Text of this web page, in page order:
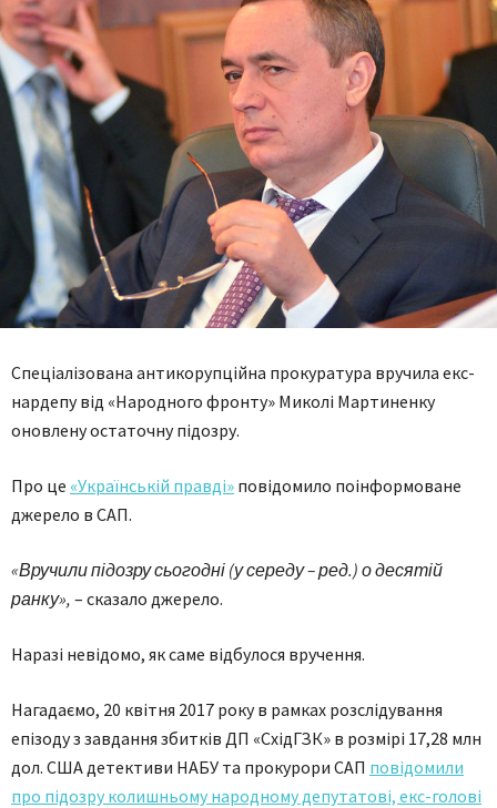
Спеціалізована антикорупційна прокуратура вручила екс-
нардепу від «Народного фронту» Миколі Мартиненку
оновлену остаточну підозру.
Про це «Українській правді» повідомило поінформоване
джерело в САП.
«Вручили підозру сьогодні (у середу – ред.) о десятій
ранку», – сказало джерело.
Наразі невідомо, як саме відбулося вручення.
Нагадаємо, 20 квітня 2017 року в рамках розслідування
епізоду з завдання збитків ДП «СхідГЗК» в розмірі 17,28 млн
дол. США детективи НАБУ та прокурори САП повідомили
про підозру колишньому народному депутатові, екс-голові